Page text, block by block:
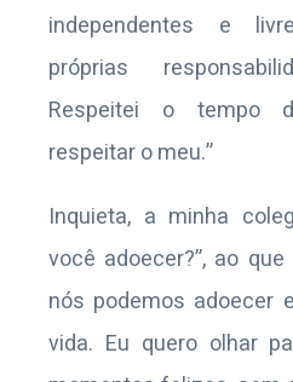
independentes e
próprias
Respeitei o tempo
respeitar o meu.”
Inquieta, a minha
você adoecer?”, ao
nós podemos adoecer
vida. Eu quero olhar